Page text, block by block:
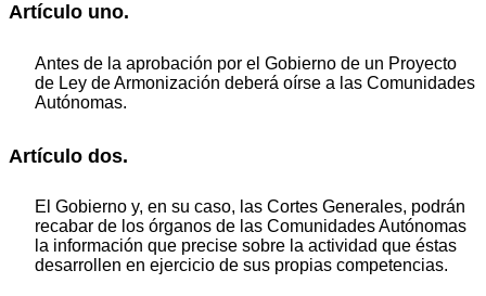
Artículo uno.
Antes de la aprobación por el Gobierno de un Proyecto
de Ley de Armonización deberá oírse a las Comunidades
Autónomas.
Artículo dos.
El Gobierno y, en su caso, las Cortes Generales, podrán
recabar de los órganos de las Comunidades Autónomas
la información que precise sobre la actividad que éstas
desarrollen en ejercicio de sus propias competencias.